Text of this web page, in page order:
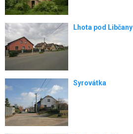
Lhota pod Libčany
Syrovátka